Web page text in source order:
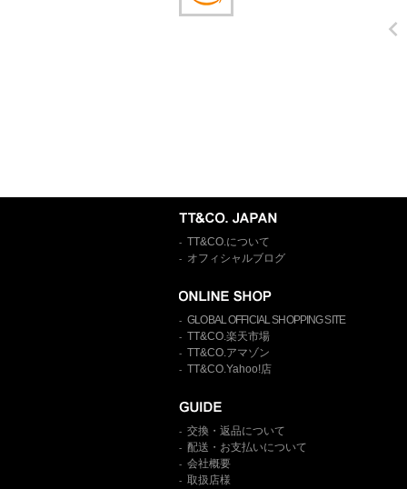
- TT&CO.について
- オフィシャルブログ
- GLOBAL OFFICIAL SHOPPING SITE
- TT&CO.楽天市場
- TT&CO.アマゾン
- TT&CO.Yahoo!店
- 交換・返品について
- 配送・お支払いについて
- 会社概要
- 取扱店様